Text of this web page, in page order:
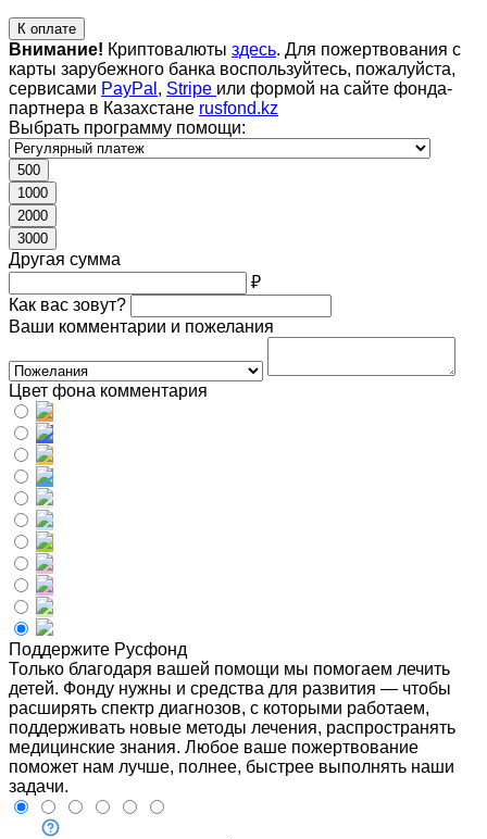
К оплате
Внимание! Криптовалюты здесь. Для пожертвования с
карты зарубежного банка воспользуйтесь, пожалуйста,
сервисами PayPal , Stripe или формой на сайте фонда-
партнера в Казахстане rusfond.kz
Выбрать программу помощи:
500
1000
2000
3000
Другая сумма
₽
Как вас зовут?
Ваши комментарии и пожелания
Цвет фона комментария
Поддержите Русфонд
Только благодаря вашей помощи мы помогаем лечить
детей. Фонду нужны и средства для развития — чтобы
расширять спектр диагнозов, с которыми работаем,
поддерживать новые методы лечения, распространять
медицинские знания. Любое ваше пожертвование
поможет нам лучше, полнее, быстрее выполнять наши
задачи.